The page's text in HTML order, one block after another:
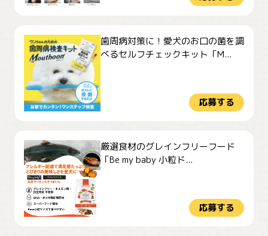
歯周病対策に！愛犬のお口の菌を調
べるセルフチェックキット「M...
応募する
厳選食材のグレインフリーフード
「Be my baby 小粒ド...
応募する